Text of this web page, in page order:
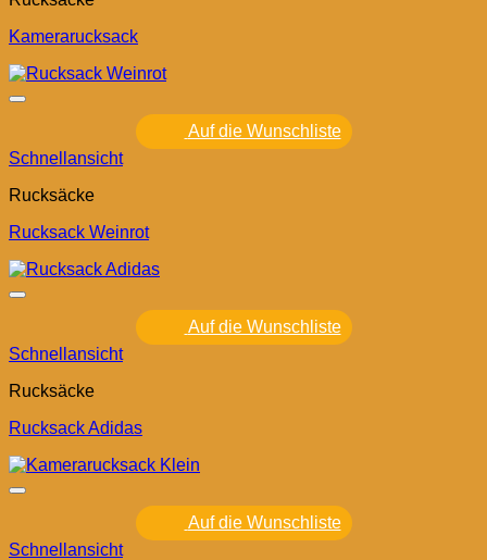
Kamerarucksack
Auf die Wunschliste
Schnellansicht
Rucksäcke
Rucksack Weinrot
Auf die Wunschliste
Schnellansicht
Rucksäcke
Rucksack Adidas
Auf die Wunschliste
Schnellansicht